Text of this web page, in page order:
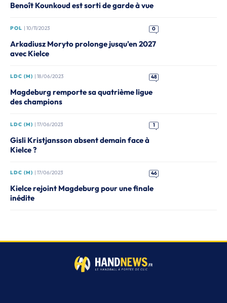
Benoît Kounkoud est sorti de garde à vue
POL | 10/11/2023 0
Arkadiusz Moryto prolonge jusqu'en 2027
avec Kielce
LDC (M) | 18/06/2023 48
Magdeburg remporte sa quatrième ligue
des champions
LDC (M) | 17/06/2023 1
Gisli Kristjansson absent demain face à
Kielce ?
LDC (M) | 17/06/2023 46
Kielce rejoint Magdeburg pour une finale
inédite